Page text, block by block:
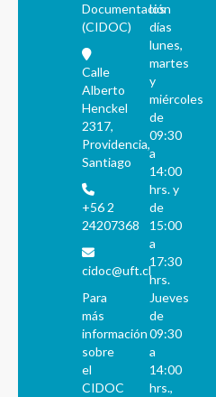
Documentación
(CIDOC)
Calle
Alberto
Henckel
2317,
Providencia,
Santiago
+56 2
24207368
cidoc@uft.cl
Para
más
información
sobre
el
CIDOC
los
días
lunes,
martes
y
miércoles
de
09:30
a
14:00
hrs. y
de
15:00
a
17:30
hrs.
Jueves
de
09:30
a
14:00
hrs.,